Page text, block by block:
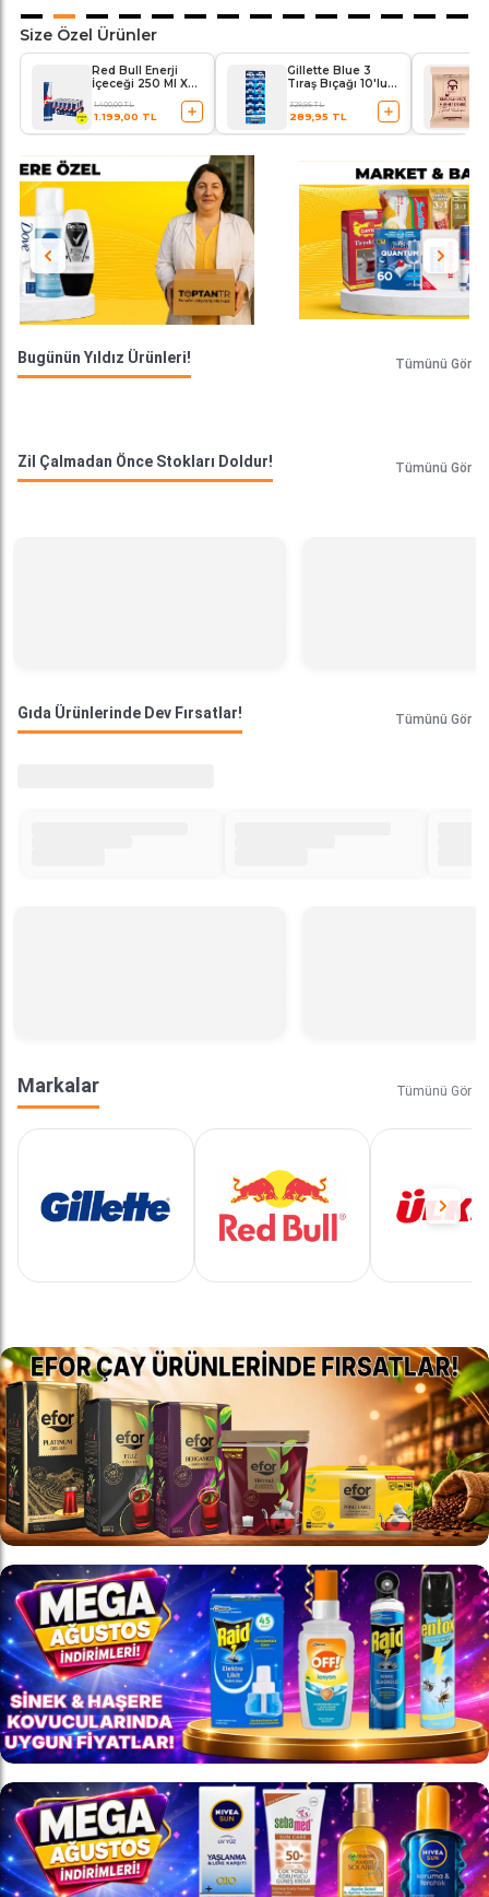
Size Özel Ürünler
Red Bull Enerji
İçeceği 250 Ml X
1.400,00 TL
1.199,00 TL
Gillette Blue 3
Tıraş Bıçağı 10'lu
Plus
329,95 TL
289,95 TL
Bugünün Yıldız Ürünleri! Tümünü Gör
Zil Çalmadan Önce Stokları Doldur! Tümünü Gör
Gıda Ürünlerinde Dev Fırsatlar! Tümünü Gör
Markalar Tümünü Gör